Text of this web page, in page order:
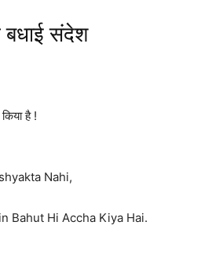
बधाई संदेश
है !
Nahi,
Bahut Hi Accha Kiya Hai.